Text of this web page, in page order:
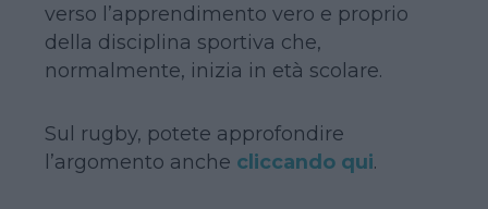
verso l’apprendimento vero e proprio
della disciplina sportiva che,
normalmente, inizia in età scolare.
Sul rugby, potete approfondire
l’argomento anche cliccando qui.